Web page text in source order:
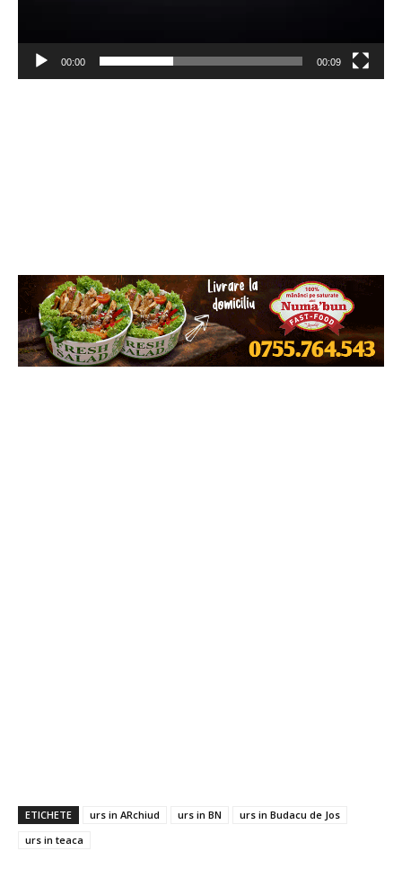
00:00 00:09
ETICHETE urs in ARchiud urs in BN
urs in Budacu de Jos
urs in teaca